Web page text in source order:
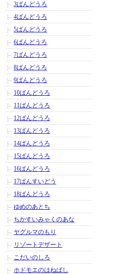
3ばんどうろ
4ばんどうろ
5ばんどうろ
6ばんどうろ
7ばんどうろ
8ばんどうろ
9ばんどうろ
10ばんどうろ
11ばんどうろ
12ばんどうろ
13ばんどうろ
14ばんどうろ
15ばんどうろ
16ばんどうろ
17ばんすいどう
18ばんどうろ
ゆめのあとち
ちかすいみゃくのあな
ヤグルマのもり
リゾートデザート
こだいのしろ
ホドモエのはねばし